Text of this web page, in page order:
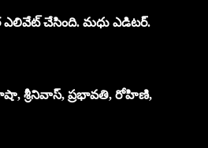
ఎలివేట్ చేసింది. మధు ఎడిటర్‌.
బాషా, శ్రీనివాస్, ప్రభావతి, రోహిణి,